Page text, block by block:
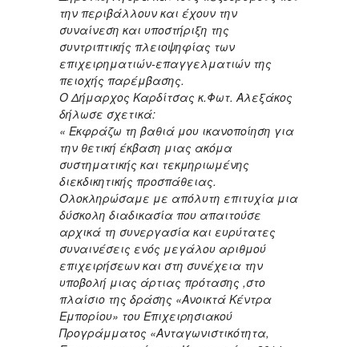
την περιβάλλουν και έχουν την
συναίνεση και υποστήριξη της
συντριπτικής πλειοψηφίας των
επιχειρηματιών-επαγγελματιών της
πειοχής παρέμβασης.
Ο Δήμαρχος Καρδίτσας κ.Φωτ. Αλεξάκος
δήλωσε σχετικά:
« Εκφράζω τη βαθιά μου ικανοποίηση για
την θετική έκβαση μιας ακόμα
συστηματικής και τεκμηριωμένης
διεκδικητικής προσπάθειας.
Ολοκληρώσαμε με απόλυτη επιτυχία μια
δύσκολη διαδικασία που απαιτούσε
αρχικά τη συνεργασία και ευρύτατες
συναινέσεις ενός μεγάλου αριθμού
επιχειρήσεων και στη συνέχεια την
υποβολή μιας άρτιας πρότασης ,στο
πλαίσιο της δράσης «Ανοικτά Κέντρα
Εμπορίου» του Επιχειρησιακού
Προγράμματος «Ανταγωνιστικότητα,